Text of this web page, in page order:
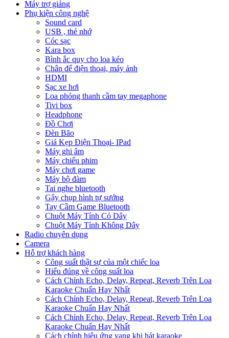
Máy trợ giảng
Phụ kiện công nghệ
Sound card
USB , thẻ nhớ
Cóc sạc
Kara box
Bình ắc quy cho loa kéo
Chân để điện thoại, máy ảnh
HDMI
Sạc xe hơi
Loa phóng thanh cầm tay megaphone
Tivi box
Headphone
Đồ Chơi
Đèn Bão
Giá Kẹp Điện Thoại- IPad
Máy ghi âm
Máy chiếu phim
Máy chơi game
Máy bộ đàm
Tai nghe bluetooth
Gậy chụp hình tự sướng
Tay Cầm Game Bluetooth
Chuột Máy Tính Có Dây
Chuột Máy Tính Không Dây
Radio chuyên dụng
Camera
Hỗ trợ khách hàng
Công suất thật sự của một chiếc loa
Hiểu đúng về công suất loa
Cách Chỉnh Echo, Delay, Repeat, Reverb Trên Loa
Karaoke Chuẩn Hay Nhất
Cách Chỉnh Echo, Delay, Repeat, Reverb Trên Loa
Karaoke Chuẩn Hay Nhất
Cách Chỉnh Echo, Delay, Repeat, Reverb Trên Loa
Karaoke Chuẩn Hay Nhất
Cách chỉnh hiệu ứng vang khi hát karaoke